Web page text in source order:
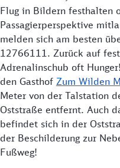
Flug in Bildern festhalten
Passagierperspektive
melden sich am besten
12766111. Zurück auf
Adrenalinschub oft
den Gasthof Zum Wilden
Meter von der Talstation
Oststraße entfernt. Auch
befindet sich in der
der Beschilderung zur
Fußweg!